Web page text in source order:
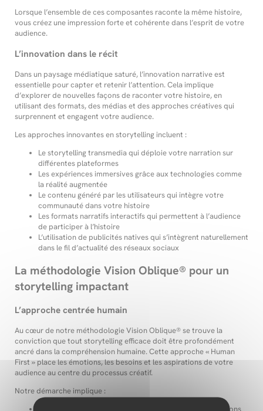
Lorsque l’ensemble de ces composantes raconte la même histoire,
vous créez une impression forte et cohérente dans l’esprit de votre
audience.
L’innovation dans le récit
Dans un paysage médiatique saturé, l’innovation narrative est
essentielle pour capter et retenir l’attention. Cela implique
d’explorer de nouvelles façons de raconter votre histoire, en
utilisant des formats, des médias et des approches créatives qui
surprennent et engagent votre audience.
Les approches innovantes en storytelling incluent :
Le storytelling transmedia qui déploie votre narration sur
différentes plateformes
Les expériences immersives grâce aux technologies comme
la réalité augmentée
Le contenu généré par les utilisateurs qui intègre votre
communauté dans votre histoire
Les formats narratifs interactifs qui permettent à l’audience
de participer à l’histoire
L’utilisation de publicités natives qui s’intègrent naturellement
dans le fil d’actualité des réseaux sociaux
La méthodologie Vision Oblique® pour un
storytelling impactant
L’approche centrée humain
Au cœur de notre méthodologie Vision Oblique® se trouve la
conviction que tout storytelling efficace doit être profondément
ancré dans la compréhension humaine. Cette approche « Human
First » place les émotions, les besoins et les aspirations de votre
audience au centre du processus créatif.
Notre démarche implique :
Des études approfondies pour comprendre les motivations